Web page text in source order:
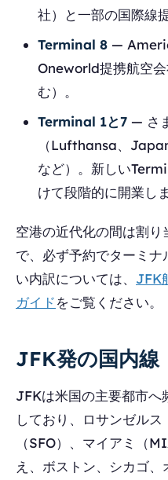
社）と一部の国際線
Terminal 8 —
Oneworld提携航空
む）。
Terminal 1と7 — さ
（Lufthansa、
など）。新しい
けて段階的に開業しま
空港の近代化の間は割
で、必ず予約でターミ
い内訳については、 JFK
ガイドをご覧ください。
JFK発の国内線
JFKは米国の主要都市へ
しており、ロサンゼル
（SFO）、マイアミ（
え、ボストン、シカゴ